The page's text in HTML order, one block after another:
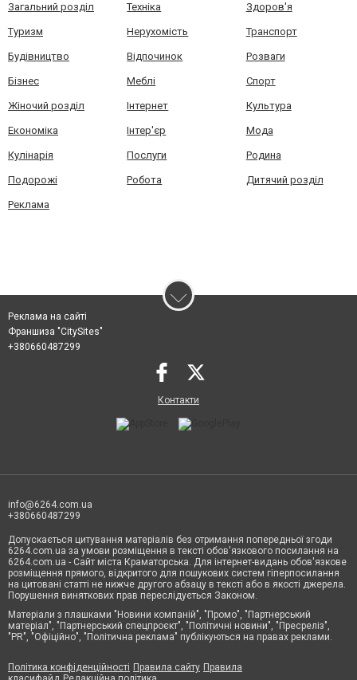
Загальний розділ Техніка Здоров'я
Туризм Нерухомість Транспорт
Будівництво Відпочинок Розваги
Бізнес Меблі Спорт
Жіночий розділ Інтернет Культура
Економіка Інтер'єр Мода
Кулінарія Послуги Родина
Подорожі Робота Дитячий розділ
Реклама
Реклама на сайті
Франшиза "CitySites"
+380660487299
Контакти
info@6264.com.ua
+380660487299
Допускається цитування матеріалів без отримання попередньої згоди
6264.com.ua за умови розміщення в тексті обов'язкового посилання на
6264.com.ua - Сайт міста Краматорська. Для інтернет-видань обов'язкове
розміщення прямого, відкритого для пошукових систем гіперпосилання
на цитовані статті не нижче другого абзацу в тексті або в якості джерела.
Порушення виняткових прав переслідується Законом.
Матеріали з плашками "Новини компаній", "Промо", "Партнерський
матеріал", "Партнерський спецпроєкт", "Політичні новини", "Пресреліз",
"PR", "Офіційно", "Політична реклама" публікуються на правах реклами.
Політика конфіденційності Правила сайту Правила